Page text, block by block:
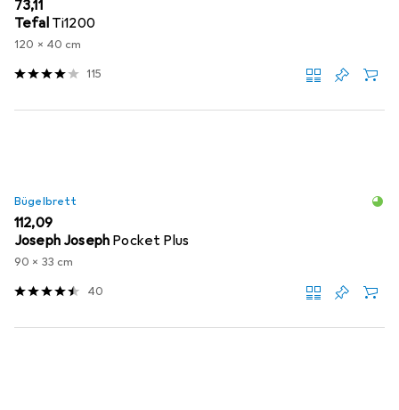
EUR
73,11
Tefal Ti1200
120 x 40 cm
115
Bügelbrett
EUR
112,09
Joseph Joseph Pocket Plus
90 x 33 cm
40